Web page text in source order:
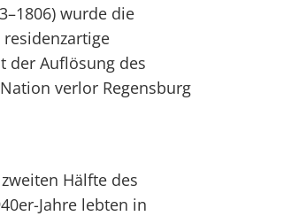
wurde die
der Auflösung des
verlor Regensburg
Hälfte des
Jahre lebten in